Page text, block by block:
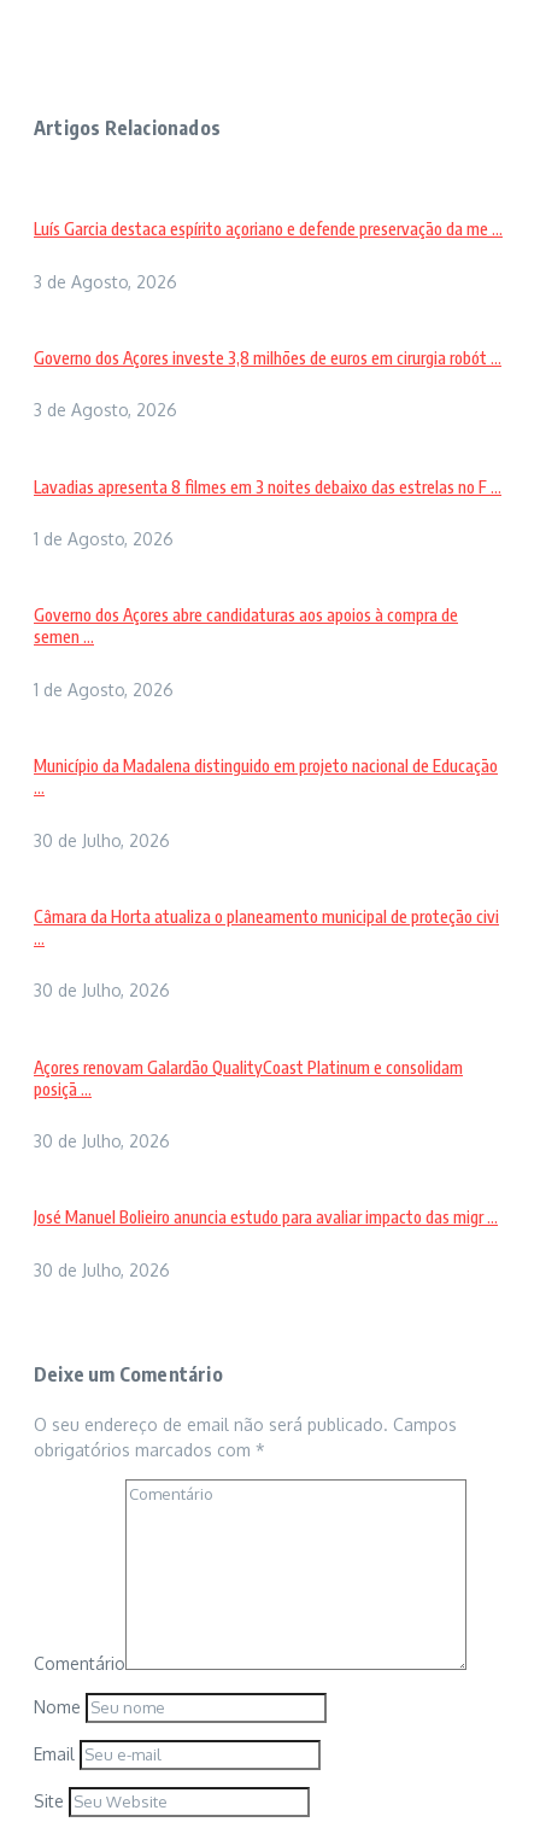
Artigos Relacionados
Luís Garcia destaca espírito açoriano e defende preservação da me ...
3 de Agosto, 2026
Governo dos Açores investe 3,8 milhões de euros em cirurgia robót ...
3 de Agosto, 2026
Lavadias apresenta 8 filmes em 3 noites debaixo das estrelas no F ...
1 de Agosto, 2026
Governo dos Açores abre candidaturas aos apoios à compra de
semen ...
1 de Agosto, 2026
Município da Madalena distinguido em projeto nacional de Educação
...
30 de Julho, 2026
Câmara da Horta atualiza o planeamento municipal de proteção civi
...
30 de Julho, 2026
Açores renovam Galardão QualityCoast Platinum e consolidam
posiçã ...
30 de Julho, 2026
José Manuel Bolieiro anuncia estudo para avaliar impacto das migr ...
30 de Julho, 2026
Deixe um Comentário
O seu endereço de email não será publicado. Campos
obrigatórios marcados com *
Comentário
Nome
Email
Site